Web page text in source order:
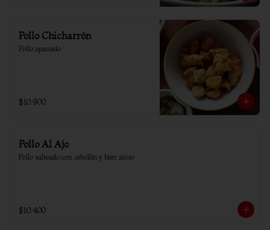
Pollo Chicharrón
Pollo apanado
$10.900
Pollo Al Ajo
Pollo salteado con cebollín y bien ajoso
$10.400